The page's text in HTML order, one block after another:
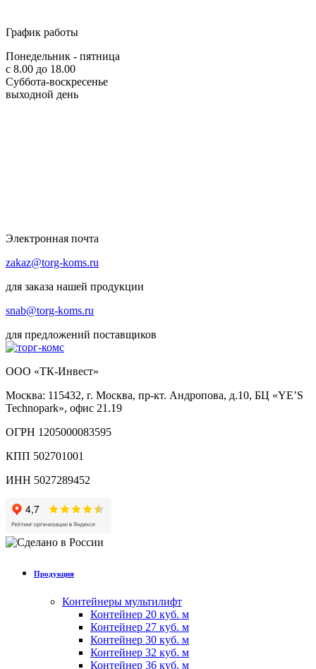
График работы
Понедельник - пятница
с 8.00 до 18.00
Суббота-воскресенье
выходной день
Электронная почта
zakaz@torg-koms.ru
для заказа нашей продукции
snab@torg-koms.ru
для предложений поставщиков
ООО «ТК-Инвест»
Москва: 115432, г. Москва, пр-кт. Андропова, д.10, БЦ «YE’S
Technopark», офис 21.19
ОГРН 1205000083595
КПП 502701001
ИНН 5027289452
Продукция
Контейнеры мультилифт
Контейнер 20 куб. м
Контейнер 27 куб. м
Контейнер 30 куб. м
Контейнер 32 куб. м
Контейнер 36 куб. м